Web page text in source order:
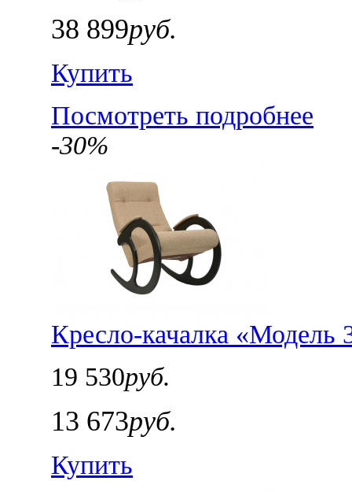
38 899руб.
Купить
Посмотреть подробнее
-30%
Кресло-качалка «Модель
19 530руб.
13 673руб.
Купить